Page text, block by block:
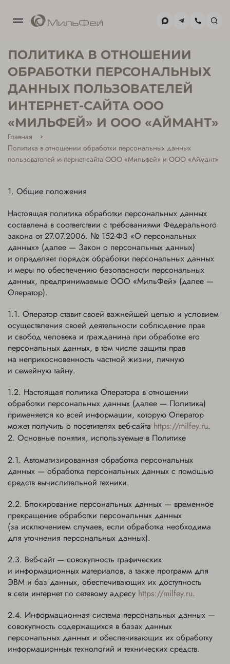
СИТИ
+7(495) 477-59-02
ХАМОВНИКИ
+7(495) 477-39-85
ПОЛИТИКА В ОТНОШЕНИИ
ОБРАБОТКИ ПЕРСОНАЛЬНЫХ
ДАННЫХ ПОЛЬЗОВАТЕЛЕЙ
ИНТЕРНЕТ-САЙТА ООО
«МИЛЬФЕЙ» И ООО «АЙМАНТ»
Главная
Политика в отношении обработки персональных данных
пользователей интернет-сайта ООО «Мильфей» и ООО «Аймант»
Общие положения
Настоящая политика обработки персональных данных
составлена в соответствии с требованиями Федерального
закона от 27.07.2006. № 152-ФЗ «О персональных
данных» (далее — Закон о персональных данных)
и определяет порядок обработки персональных данных
и меры по обеспечению безопасности персональных
данных, предпринимаемые ООО «МильФей» (далее —
Оператор).
Оператор ставит своей важнейшей целью и условием
осуществления своей деятельности соблюдение прав
и свобод человека и гражданина при обработке его
персональных данных, в том числе защиты прав
на неприкосновенность частной жизни, личную
и семейную тайну.
Настоящая политика Оператора в отношении
обработки персональных данных (далее — Политика)
применяется ко всей информации, которую Оператор
может получить о посетителях веб-сайта https://milfey.ru.
Основные понятия, используемые в Политике
Автоматизированная обработка персональных
данных — обработка персональных данных с помощью
средств вычислительной техники.
Блокирование персональных данных — временное
прекращение обработки персональных данных
(за исключением случаев, если обработка необходима
для уточнения персональных данных).
Веб-сайт — совокупность графических
и информационных материалов, а также программ для
ЭВМ и баз данных, обеспечивающих их доступность
в сети интернет по сетевому адресу https://milfey.ru.
Информационная система персональных данных —
совокупность содержащихся в базах данных
персональных данных и обеспечивающих их обработку
информационных технологий и технических средств.